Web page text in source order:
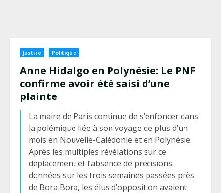
Justice Politique
Anne Hidalgo en Polynésie: Le PNF
confirme avoir été saisi d’une
plainte
La maire de Paris continue de s’enfoncer dans
la polémique liée à son voyage de plus d’un
mois en Nouvelle-Calédonie et en Polynésie.
Après les multiples révélations sur ce
déplacement et l’absence de précisions
données sur les trois semaines passées près
de Bora Bora, les élus d’opposition avaient